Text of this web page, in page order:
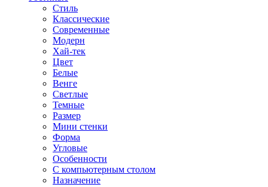
Стиль
Классические
Современные
Модерн
Хай-тек
Цвет
Белые
Венге
Светлые
Темные
Размер
Мини стенки
Форма
Угловые
Особенности
С компьютерным столом
Назначение